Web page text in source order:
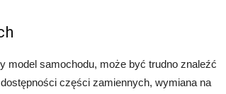
model samochodu, może być trudno znaleźć
części zamiennych, wymiana na